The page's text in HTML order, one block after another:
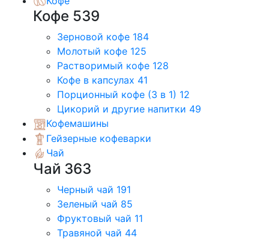
Кофе 539
Зерновой кофе 184
Молотый кофе 125
Растворимый кофе 128
Кофе в капсулах 41
Порционный кофе (3 в 1) 12
Цикорий и другие напитки 49
Кофемашины
Гейзерные кофеварки
Чай
Чай 363
Черный чай 191
Зеленый чай 85
Фруктовый чай 11
Травяной чай 44